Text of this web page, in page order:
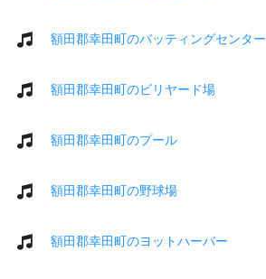
額田郡幸田町のバッティングセンター
額田郡幸田町のビリヤード場
額田郡幸田町のプール
額田郡幸田町の野球場
額田郡幸田町のヨットハーバー